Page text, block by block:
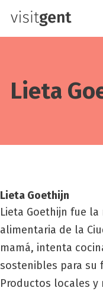
Pasar
Lie­ta
Lie­ta Goethijn
Lieta Goethijn fue
alimentaria de la
mamá, intenta
sostenibles para su
Productos locales